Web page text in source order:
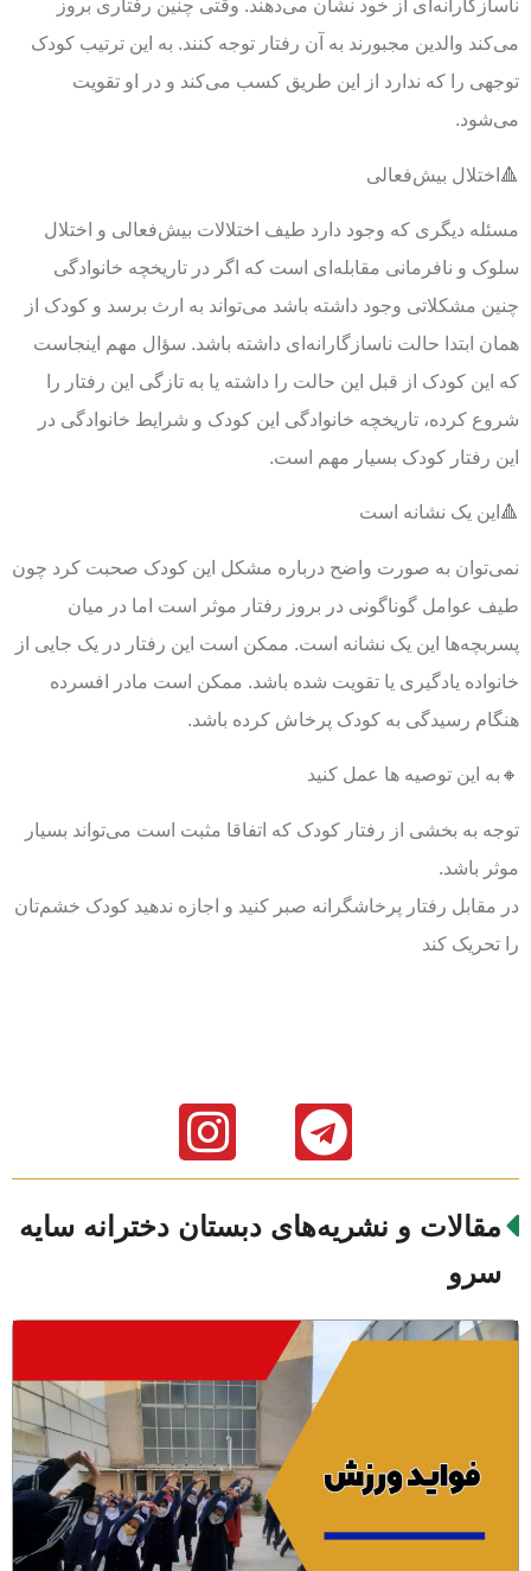
ناسازگارانه‌ای از خود نشان می‌دهند. وقتی چنین رفتاری بروز
می‌کند والدین مجبورند به آن رفتار توجه کنند. به این ترتیب کودک
توجهی را که ندارد از این طریق کسب می‌کند و در او تقویت
می‌شود.
🔺اختلال بیش‌فعالی
مسئله دیگری که وجود دارد طیف اختلالات بیش‌فعالی و اختلال
سلوک و نافرمانی مقابله‌ای است که اگر در تاریخچه خانوادگی
چنین مشکلاتی وجود داشته باشد می‌تواند به ارث برسد و کودک از
همان ابتدا حالت ناسازگارانه‌ای داشته باشد. سؤال مهم اینجاست
که این کودک از قبل این حالت را داشته یا به تازگی این رفتار را
شروع کرده، تاریخچه خانوادگی این کودک و شرایط خانوادگی در
این رفتار کودک بسیار مهم است.
🔺این یک نشانه است
نمی‌توان به صورت واضح درباره مشکل این کودک صحبت کرد چون
طیف عوامل گوناگونی در بروز رفتار موثر است اما در میان
پسربچه‌ها این یک نشانه است. ممکن است این رفتار در یک جایی از
خانواده یادگیری یا تقویت شده باشد. ممکن است مادر افسرده
هنگام رسیدگی به کودک پرخاش کرده باشد.
🔸به این توصیه ها عمل کنید
توجه به بخشی از رفتار کودک که اتفاقا مثبت است می‌تواند بسیار
موثر باشد.
در مقابل رفتار پرخاشگرانه صبر کنید و اجازه ندهید کودک خشم‌تان
را تحریک کند
مقالات و نشریه‌های دبستان دخترانه سایه
سرو